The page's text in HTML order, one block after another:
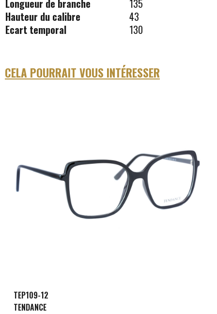
Longueur de branche
135
Hauteur du calibre
43
Ecart temporal
130
CELA POURRAIT VOUS INTÉRESSER
TEP109-12
TENDANCE